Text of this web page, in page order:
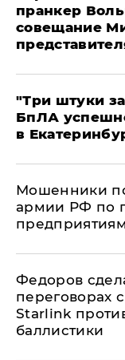
пранкер
совещание
"Три штуки
БпЛА
в
Мошенники
армии РФ по
Федоров
переговорах
Starlink
баллистики